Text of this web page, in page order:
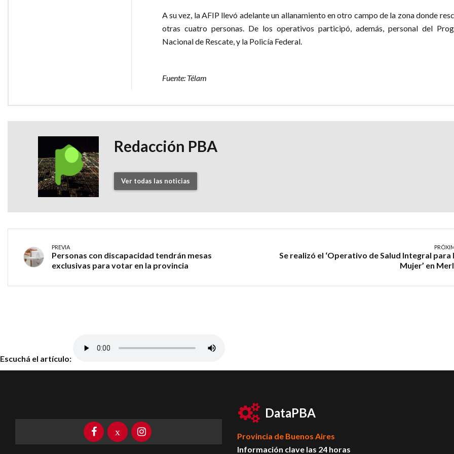
A su vez, la AFIP llevó adelante un allanamiento en otro campo de la zona donde
otras cuatro personas. De los operativos participó, además, personal del
Nacional de Rescate, y la Policía Federal.
Fuente: Télam
Redacción PBA
Ver todas las noticias
PREVIA
Personas con discapacidad tendrán mesas
exclusivas para votar en la provincia
Se realizó el ‘Operativo de Salud Integral para
Mujer’ en
Escuchá el artículo:
DataPBA
Provincia de Buenos Aires
Información clave las 24 horas